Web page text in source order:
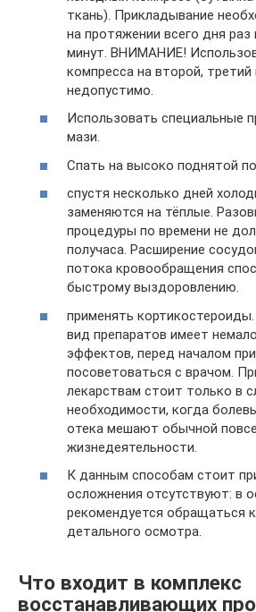
ткань). Прикладывание
на протяжении всего дня раз
минут. ВНИМАНИЕ!
компресса на второй, третий
недопустимо.
Использовать специальные
мази.
Спать на высоко поднятой
спустя несколько дней
заменяются на тёплые.
процедуры по времени не
получаса. Расширение
потока кровообращения
быстрому выздоровлению.
применять
вид препаратов имеет
эффектов, перед началом
посоветоваться с врачом.
лекарствам стоит только в
необходимости, когда
отека мешают обычной
жизнедеятельности.
К данным способам стоит
осложнения отсутствуют: в
рекомендуется обращаться
детального осмотра.
Что входит в комплекс
восстанавливающих